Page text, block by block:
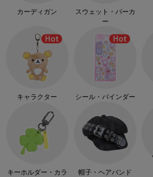
カーディガン
スウェット・パーカ
ー
キャラクター シール・バインダー
キーホルダー・カラ
帽子・ヘアバンド